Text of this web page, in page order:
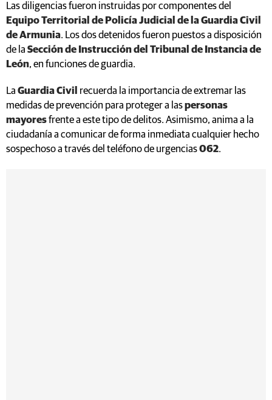
Las diligencias fueron instruidas por componentes del
Equipo Territorial de Policía Judicial de la Guardia Civil
de Armunia. Los dos detenidos fueron puestos a disposición
de la Sección de Instrucción del Tribunal de Instancia de
León, en funciones de guardia.
La Guardia Civil recuerda la importancia de extremar las
medidas de prevención para proteger a laspersonas
mayoresfrente a este tipo de delitos. Asimismo, anima a la
ciudadanía a comunicar de forma inmediata cualquier hecho
sospechoso a través del teléfono de urgencias062.